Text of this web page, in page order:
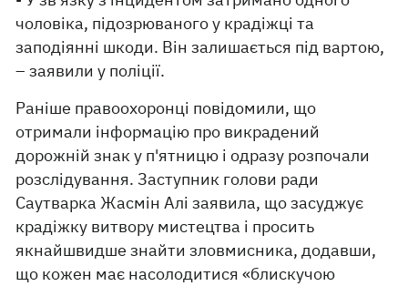
чоловіка, підозрюваного у крадіжці та
заподіянні шкоди. Він залишається під вартою,
– заявили у поліції.
Раніше правоохоронці повідомили, що
отримали інформацію про викрадений
дорожній знак у п'ятницю і одразу розпочали
розслідування. Заступник голови ради
Саутварка Жасмін Алі заявила, що засуджує
крадіжку витвору мистецтва і просить
якнайшвидше знайти зловмисника, додавши,
що кожен має насолодитися «блискучою